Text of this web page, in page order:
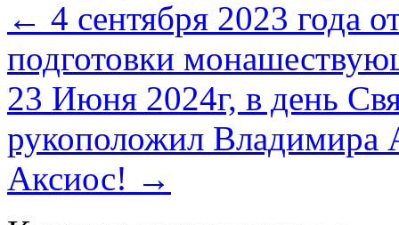
← 4 сентября 2023 года
подготовки
23 Июня 2024г, в день
рукоположил Владимира
Аксиос! →